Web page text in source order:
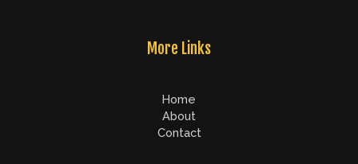
More Links
Home
About
Contact